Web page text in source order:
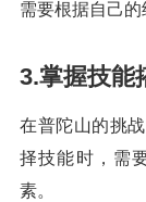
需要根据自己的
3.掌握技能
在普陀山的挑
择技能时，需
素。